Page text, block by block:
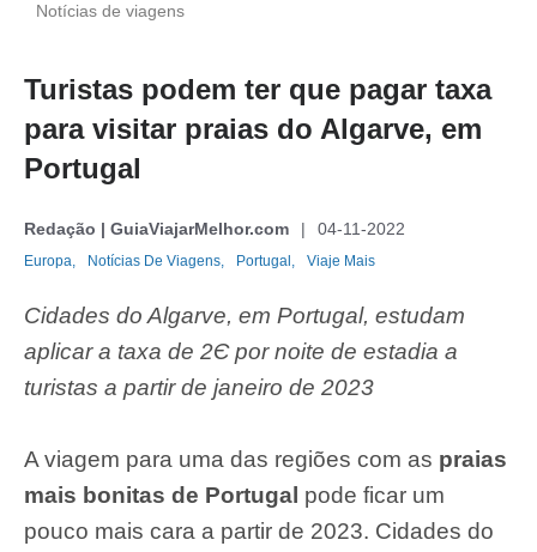
Notícias de viagens
Turistas podem ter que pagar taxa
para visitar praias do Algarve, em
Portugal
Redação | GuiaViajarMelhor.com 04-11-2022
Europa, Notícias De Viagens, Portugal, Viaje Mais
Cidades do Algarve, em Portugal, estudam
aplicar a taxa de 2Є por noite de estadia a
turistas a partir de janeiro de 2023
A viagem para uma das regiões com as praias
mais bonitas de Portugal pode ficar um
pouco mais cara a partir de 2023. Cidades do